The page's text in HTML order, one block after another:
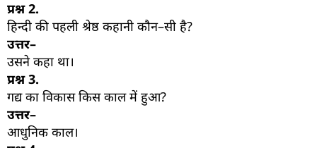
प्रश्न2.
हिन्दी की पहली श्रेष्ठ कहानी कौन–सी है?
उत्तर–
उसने कहा था।
प्रश्न3.
गद्य का विकास किस काल में हुआ?
उत्तर–
आधुनिक काल।